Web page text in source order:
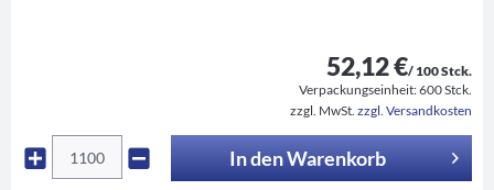
52,12 €/ 100 Stck.
Verpackungseinheit:600 Stck.
zzgl. MwSt. zzgl. Versandkosten
In denWarenkorb